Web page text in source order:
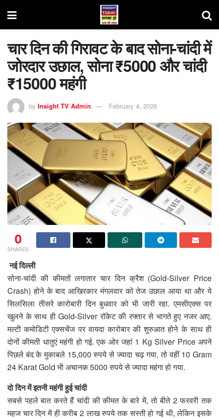
चार दिन की गिरावट के बाद सोना-चांदी में
जोरदार उछाल, सोना ₹5000 और चांदी
₹15000 महंगी
by Insight TV Admin February 4, 2026
0
SHARES
नई दिल्ली
सोना-चांदी की कीमतों लगातार चार दिन क्रैश (Gold-Silver Price
Crash) होने के बाद आखिरकार मंगलवार को तेज उछाल आया था और ये
सिलसिला तीसरे कारोबारी दिन बुधवार को भी जारी रहा. एमसीएक्स पर
खुलने के साथ ही Gold-Silver रॉकेट की रफ्तार से भागते हुए नजर आए.
मल्टी कमोडिटी एक्सचेंज पर वायदा कारोबार की शुरुआत होने के साथ ही
दोनों कीमती धातुएं महंगी हो गई. एक ओर जहां 1 Kg Silver Price अपने
पिछले बंद के मुकाबले 15,000 रुपये से ज्यादा चढ़ गया, तो वहीं 10 Gram
24 Karat Gold भी अचानक 5000 रुपये से ज्यादा महंगा हो गया.
दो दिन में इतनी महंगी हुई चांदी
सबसे पहले बात करते हैं चांदी की कीमत के बारे में, तो बीते 2 फरवरी तक
महज चार दिन में ही करीब 2 लाख रुपये तक सस्ती हो गई थी, लेकिन इसके